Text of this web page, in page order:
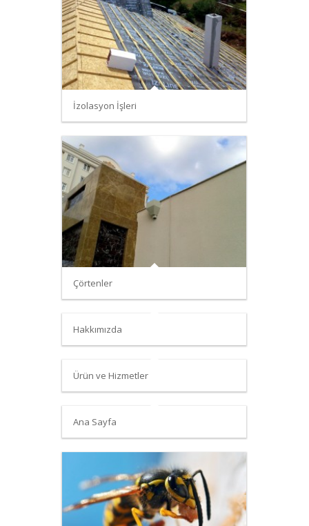
İzolasyon İşleri
Çörtenler
Hakkımızda
Ürün ve Hizmetler
Ana Sayfa